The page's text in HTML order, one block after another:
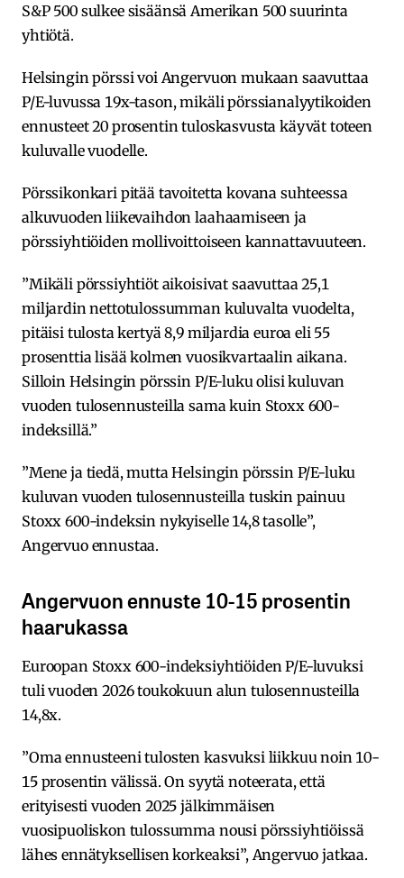
S&P 500 sulkee sisäänsä Amerikan 500 suurinta
yhtiötä.
Helsingin pörssi voi Angervuon mukaan saavuttaa
P/E-luvussa 19x-tason, mikäli pörssianalyytikoiden
ennusteet 20 prosentin tuloskasvusta käyvät toteen
kuluvalle vuodelle.
Pörssikonkari pitää tavoitetta kovana suhteessa
alkuvuoden liikevaihdon laahaamiseen ja
pörssiyhtiöiden mollivoittoiseen kannattavuuteen.
”Mikäli pörssiyhtiöt aikoisivat saavuttaa 25,1
miljardin nettotulossumman kuluvalta vuodelta,
pitäisi tulosta kertyä 8,9 miljardia euroa eli 55
prosenttia lisää kolmen vuosikvartaalin aikana.
Silloin Helsingin pörssin P/E-luku olisi kuluvan
vuoden tulosennusteilla sama kuin Stoxx 600-
indeksillä.”
”Mene ja tiedä, mutta Helsingin pörssin P/E-luku
kuluvan vuoden tulosennusteilla tuskin painuu
Stoxx 600-indeksin nykyiselle 14,8 tasolle”,
Angervuo ennustaa.
Angervuon ennuste 10-15 prosentin
haarukassa
Euroopan Stoxx 600-indeksiyhtiöiden P/E-luvuksi
tuli vuoden 2026 toukokuun alun tulosennusteilla
14,8x.
”Oma ennusteeni tulosten kasvuksi liikkuu noin 10-
15 prosentin välissä. On syytä noteerata, että
erityisesti vuoden 2025 jälkimmäisen
vuosipuoliskon tulossumma nousi pörssiyhtiöissä
lähes ennätyksellisen korkeaksi”, Angervuo jatkaa.